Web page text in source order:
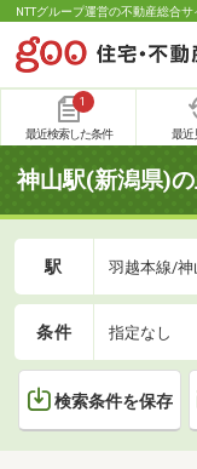
NTTグループ運営の不動産総合
1
最近検索した条件 最近
神山駅(新潟県)
駅 羽越本線/神
条件 指定なし
検索条件を保存